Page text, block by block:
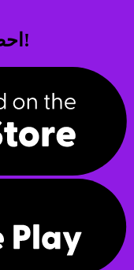
احصل على التطبيق اليوم مجاناً!